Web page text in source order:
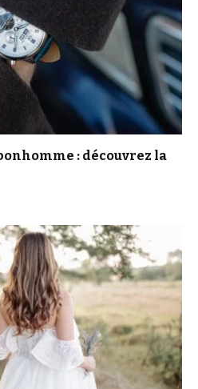
: découvrez la